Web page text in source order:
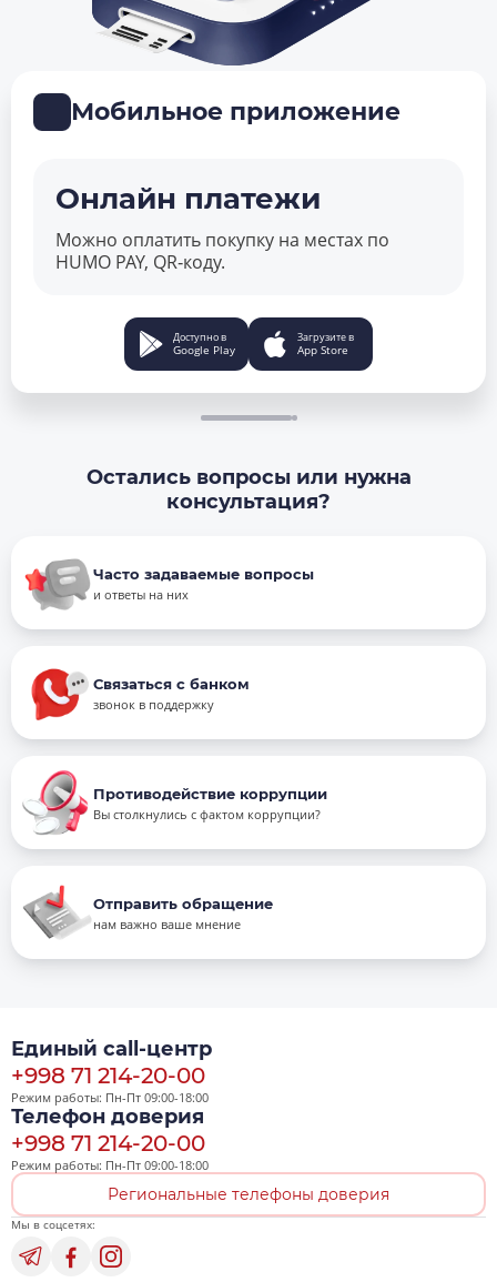
Мобильное приложение
Онлайн платежи
Можно оплатить покупку на местах по
HUMO PAY, QR‑коду.
Доступно в
Google Play
Загрузите в
App Store
Остались вопросы или нужна
консультация?
Часто задаваемые вопросы
и ответы на них
Связаться с банком
звонок в поддержку
Противодействие коррупции
Вы столкнулись с фактом коррупции?
Отправить обращение
нам важно ваше мнение
Единый call-центр
+998 71 214-20-00
Режим работы: Пн-Пт 09:00-18:00
Телефон доверия
+998 71 214-20-00
Режим работы: Пн-Пт 09:00-18:00
Региональные телефоны доверия
Мы в соцсетях: